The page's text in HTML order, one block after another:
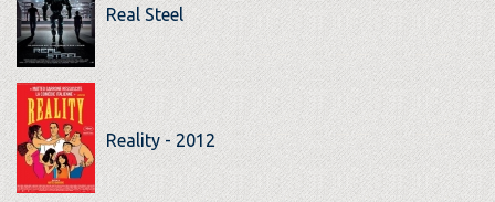
Real Steel
Reality - 2012